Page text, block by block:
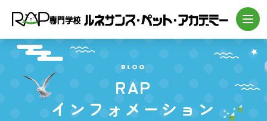
BLOG
RAP
インフォメーション